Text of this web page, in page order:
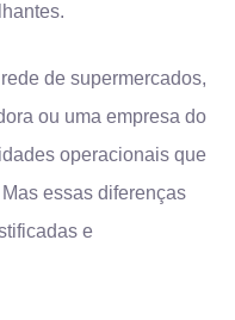
de supermercados,
ou uma empresa do
operacionais que
essas diferenças
e